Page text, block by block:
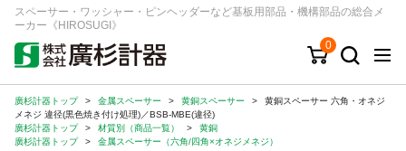
スペーサー・ワッシャー・ピンヘッダーなど基板用部品・機構部品の総合メ
ーカー《HIROSUGI》
0
キーワード 品番/シリーズ
商品カテゴリから探す
廣杉計器トップ > 金属スペーサー > 黄銅スペーサー >
黄銅スペーサー 六角・オネジ
メネジ 違径(黒色焼き付け処理)／BSB-MBE(違径)
廣杉計器トップ
> 材質別（商品一覧） >
黄銅
廣杉計器トップ
> 金属スペーサー（六角/四角×オネジメネジ）